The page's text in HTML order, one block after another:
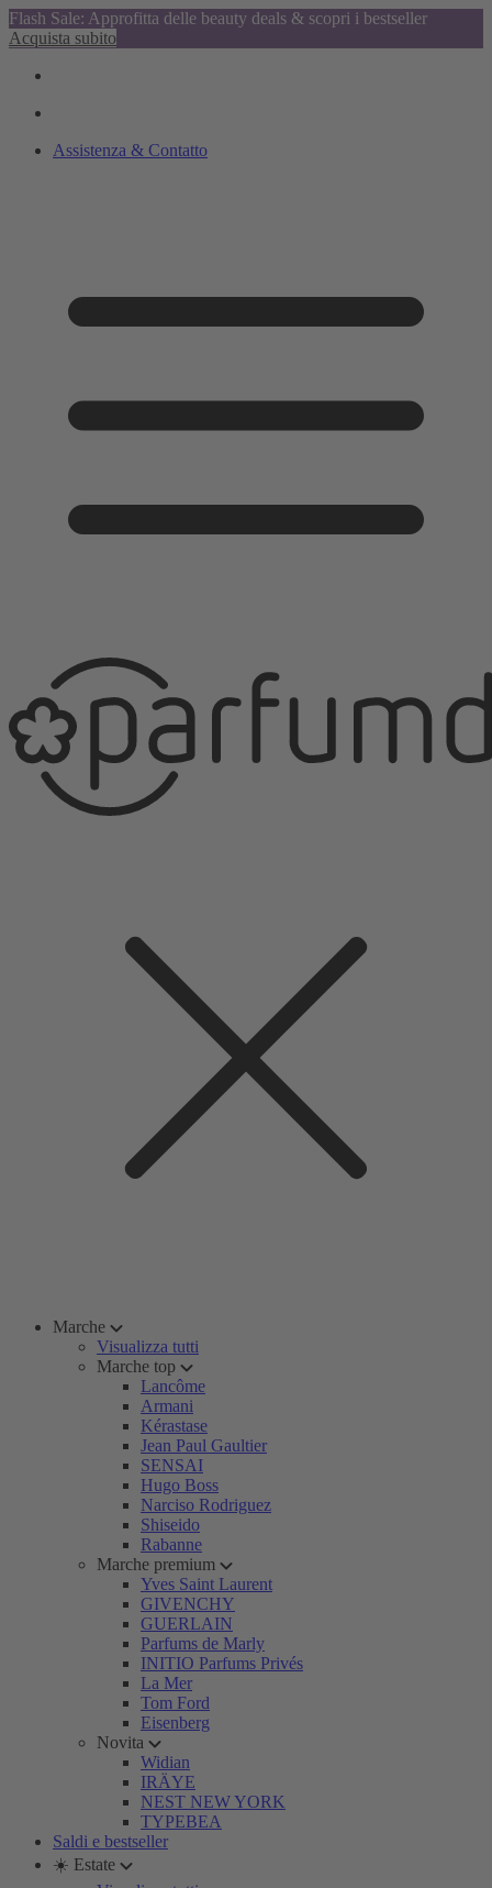
Flash Sale: Approfitta delle beauty deals & scopri i bestseller
Acquista subito
Assistenza & Contatto
Marche
Visualizza tutti
Marche top
Lancôme
Armani
Kérastase
Jean Paul Gaultier
SENSAI
Hugo Boss
Narciso Rodriguez
Shiseido
Rabanne
Marche premium
Yves Saint Laurent
GIVENCHY
GUERLAIN
Parfums de Marly
INITIO Parfums Privés
La Mer
Tom Ford
Eisenberg
Novita
Widian
IRÄYE
NEST NEW YORK
TYPEBEA
Saldi e bestseller
☀️ Estate